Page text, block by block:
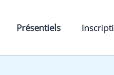
Présentiels